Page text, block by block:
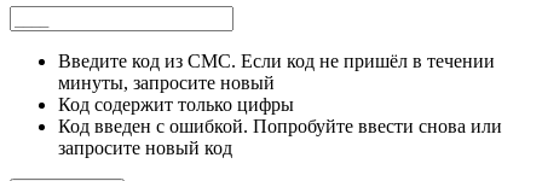
Введите код из СМС. Если код не пришёл в течении
минуты, запросите новый
Код содержит только цифры
Код введен с ошибкой. Попробуйте ввести снова или
запросите новый код